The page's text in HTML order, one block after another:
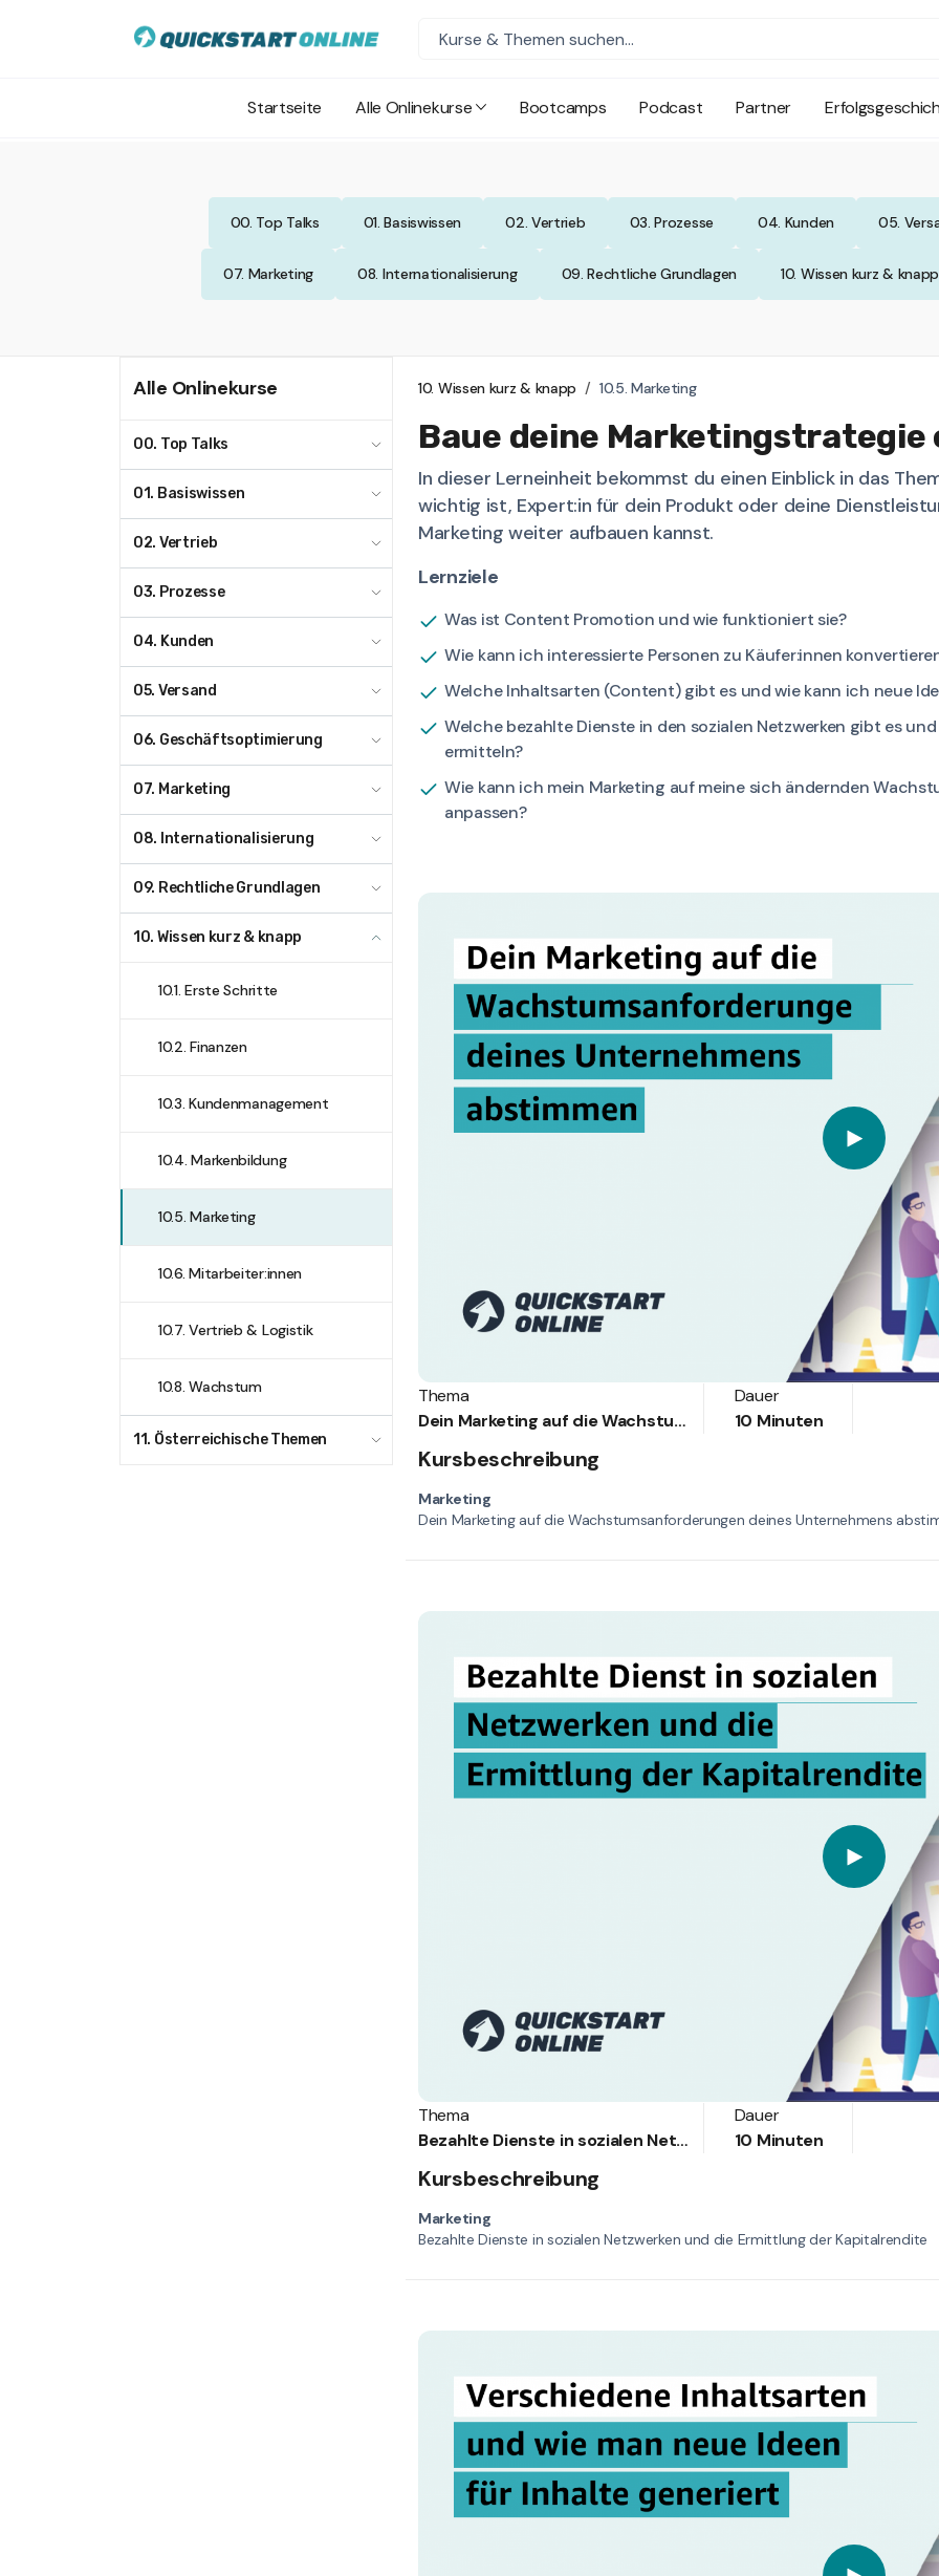
Startseite Alle Onlinekurse Bootcamps Podcast Partner
00. Top Talks 01. Basiswissen 02. Vertrieb 03. Prozesse 04. Kunden 05.
07. Marketing 08. Internationalisierung 09. Rechtliche Grundlagen 10. Wissen kurz & knapp
Alle Onlinekurse
00. Top Talks
01. Basiswissen
02. Vertrieb
03. Prozesse
04. Kunden
05. Versand
06. Geschäftsoptimierung
07. Marketing
08. Internationalisierung
09. Rechtliche Grundlagen
10. Wissen kurz & knapp
10.1. Erste Schritte
10.2. Finanzen
10.3. Kundenmanagement
10.4. Markenbildung
10.5. Marketing
10.6. Mitarbeiter:innen
10.7. Vertrieb & Logistik
10.8. Wachstum
11. Österreichische Themen
10. Wissen kurz & knapp 10.5. Marketing
Baue deine
In dieser Lerneinheit bekommst du einen Einblick in das
wichtig ist, Expert:in für dein Produkt oder deine
Marketing weiter aufbauen kannst.
Lernziele
Was ist Content Promotion und wie funktioniert sie?
Wie kann ich interessierte Personen zu Käufer:innen
Welche Inhaltsarten (Content) gibt es und wie kann ich neue
Welche bezahlte Dienste in den sozialen Netzwerken gibt es
ermitteln?
Wie kann ich mein Marketing auf meine sich ändernden
anpassen?
Thema
Dein Marketing auf die Wachstumsanforderungen deines Unternehmens abstimmen
Dauer
10 Minuten
Kursbeschreibung
Marketing
Dein Marketing auf die Wachstumsanforderungen deines Unternehmens
Thema
Bezahlte Dienste in sozialen Netzwerken und die Ermittlung der Kapitalrendite
Dauer
10 Minuten
Kursbeschreibung
Marketing
Bezahlte Dienste in sozialen Netzwerken und die Ermittlung der Kapitalrendite